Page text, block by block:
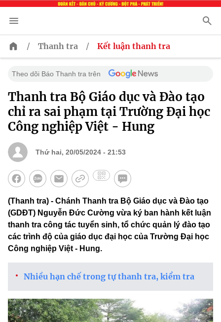
/ Thanh tra / Kết luận thanh tra
Theo dõi Báo Thanh tra trên
Thanh tra Bộ Giáo dục và Đào tạo
chỉ ra sai phạm tại Trường Đại học
Công nghiệp Việt - Hung
Thứ hai, 20/05/2024 - 21:53
(Thanh tra) - Chánh Thanh tra Bộ Giáo dục và Đào tạo
(GDĐT) Nguyễn Đức Cường vừa ký ban hành kết luận
thanh tra công tác tuyển sinh, tổ chức quản lý đào tạo
các trình độ của giáo dục đại học của Trường Đại học
Công nghiệp Việt - Hung.
Nhiều hạn chế trong tự thanh tra, kiểm tra